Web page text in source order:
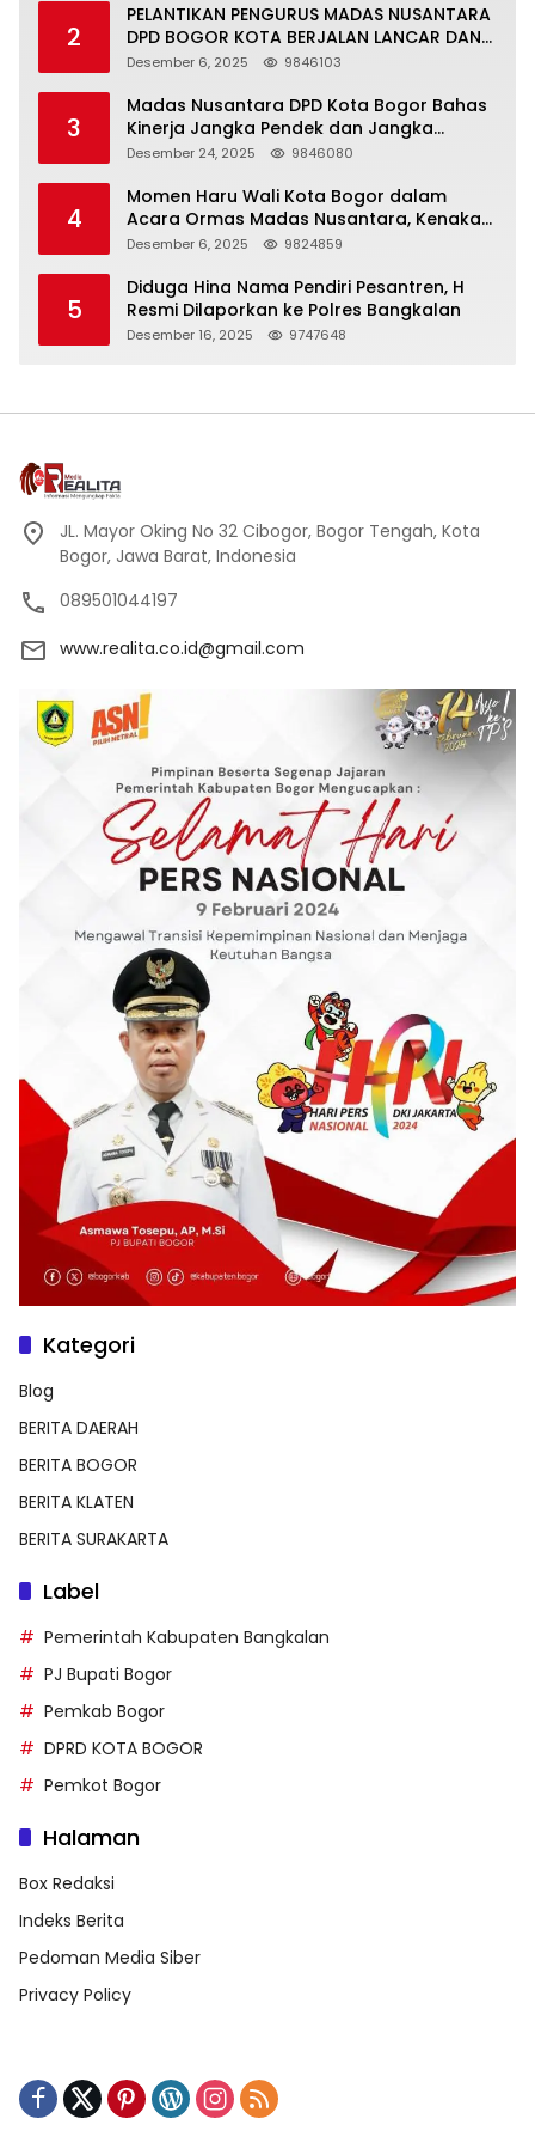
2
PELANTIKAN PENGURUS MADAS NUSANTARA
DPD BOGOR KOTA BERJALAN LANCAR DAN
KHIDMAT
Desember 6, 2025 9846103
3
Madas Nusantara DPD Kota Bogor Bahas
Kinerja Jangka Pendek dan Jangka
Panjang
Desember 24, 2025 9846080
4
Momen Haru Wali Kota Bogor dalam
Acara Ormas Madas Nusantara, Kenakan
Peci Hitam Tinggi sebagai Simbol
Desember 6, 2025 9824859
5
Diduga Hina Nama Pendiri Pesantren, H
Resmi Dilaporkan ke Polres Bangkalan
Desember 16, 2025 9747648
JL. Mayor Oking No 32 Cibogor, Bogor Tengah, Kota
Bogor, Jawa Barat, Indonesia
089501044197
www.realita.co.id@gmail.com
Kategori
Blog
BERITA DAERAH
BERITA BOGOR
BERITA KLATEN
BERITA SURAKARTA
Label
Pemerintah Kabupaten Bangkalan
PJ Bupati Bogor
Pemkab Bogor
DPRD KOTA BOGOR
Pemkot Bogor
Halaman
Box Redaksi
Indeks Berita
Pedoman Media Siber
Privacy Policy